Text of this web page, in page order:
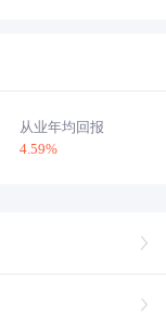
从业年均回报
4.59%